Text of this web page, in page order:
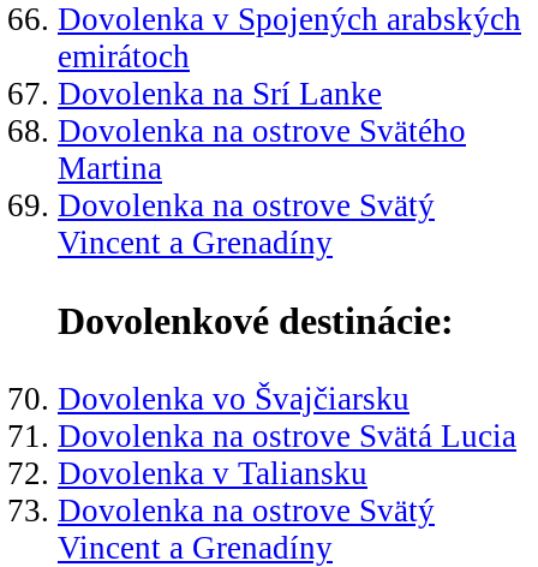
Dovolenka v Spojených arabských
emirátoch
Dovolenka na Srí Lanke
Dovolenka na ostrove Svätého
Martina
Dovolenka na ostrove Svätý
Vincent a Grenadíny
Dovolenkové destinácie:
Dovolenka vo Švajčiarsku
Dovolenka na ostrove Svätá Lucia
Dovolenka v Taliansku
Dovolenka na ostrove Svätý
Vincent a Grenadíny